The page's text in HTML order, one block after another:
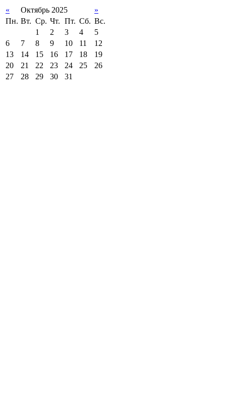
« Октябрь 2025
»
Пн. Вт. Ср. Чт. Пт. Сб. Вс.
1
2 3 4
5
6
7 8 9 10 11
12
13
14 15 16 17 18
19
20
21 22 23 24 25
26
27
28 29 30 31